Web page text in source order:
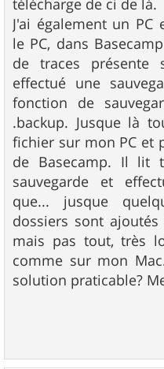
e
télécharge de ci de là.
J'ai également un
le PC, dans
de traces présente
effectué une
fonction de
.backup. Jusque là
fichier sur mon PC et
de Basecamp. Il lit
sauvegarde et
que... jusque
dossiers sont
mais pas tout, très
comme sur mon
solution praticable?